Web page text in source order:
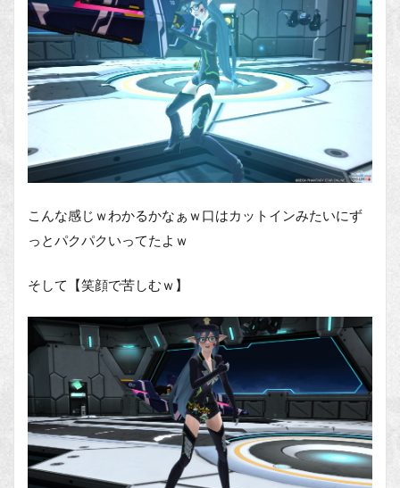
こんな感じｗわかるかなぁｗ口はカットインみたいにず
っとパクパクいってたよｗ
そして【笑顔で苦しむｗ】